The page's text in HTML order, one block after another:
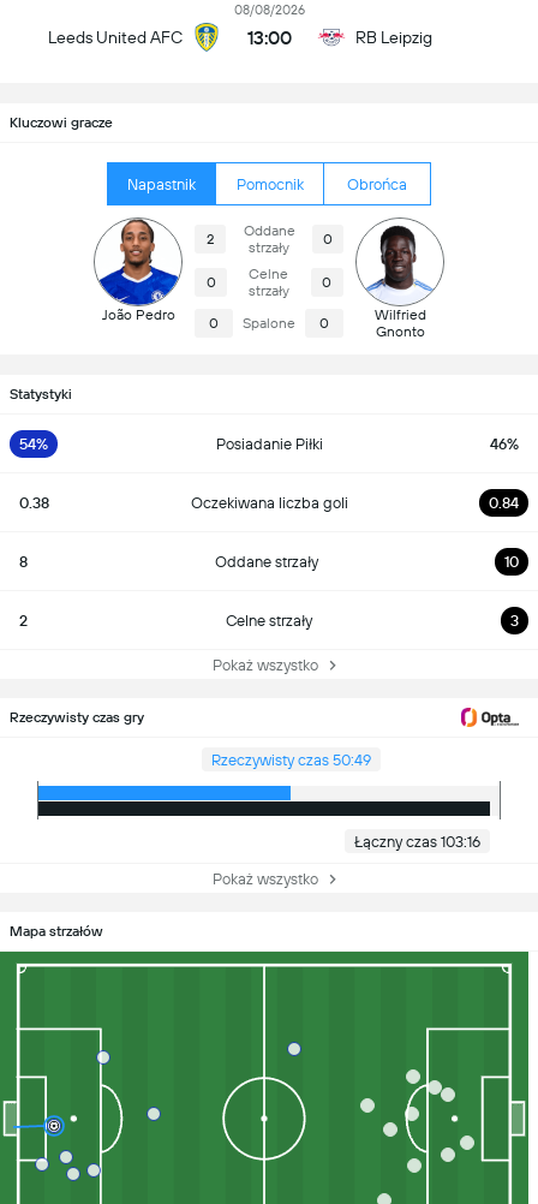
Leeds United AFC
08/08/2026
13:00 RB Leipzig
Kluczowi gracze
Napastnik Pomocnik Obrońca
João Pedro
2
Oddane
strzały
0
0
Celne
strzały
0
0 Spalone 0
Wilfried
Gnonto
Statystyki
54% Posiadanie Piłki 46%
0.38 Oczekiwana liczba goli 0.84
8 Oddane strzały 10
2 Celne strzały 3
Pokaż wszystko
Rzeczywisty czas gry
Rzeczywisty czas 50:49
Łączny czas 103:16
Pokaż wszystko
Mapa strzałów